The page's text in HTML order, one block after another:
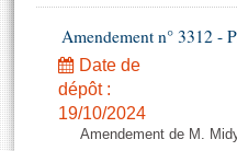
Projets de loi
Propositions de loi
Amendements
Textes adoptés
Histoire
Juniors
Anciennes législatures
Contacts et plan
Photos libres de droit
Amendement n° 3312 -
Date de
dépôt :
19/10/2024
Amendement de M.